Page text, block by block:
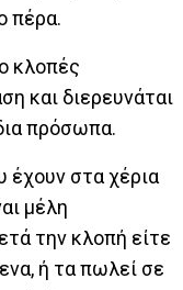
πέρα.
κλοπές
και διερευνάται
πρόσωπα.
έχουν στα χέρια
μέλη
την κλοπή είτε
ή τα πωλεί σε